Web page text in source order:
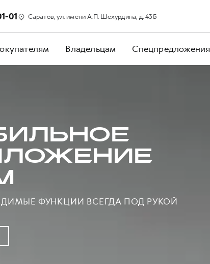
01 Саратов, ул. имени А.П. Шехурдина, д. 43Б
Владельцам Спецпредложения
ФУНКЦИИ ВСЕГДА ПОД РУКОЙ